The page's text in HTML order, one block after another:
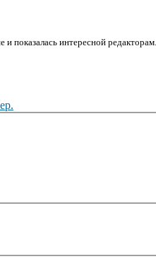
показалась интересной редакторам.